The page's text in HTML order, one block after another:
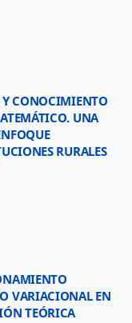
Y CONOCIMIENTO
UNA
RURALES
VARIACIONAL EN
TEÓRICA